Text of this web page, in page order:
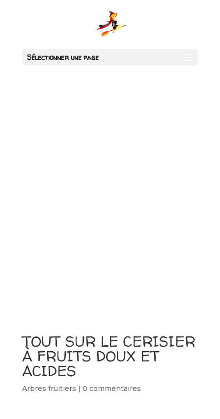
Sélectionner une page
TOUT SUR LE CERISIER
À FRUITS DOUX ET
ACIDES
Arbres fruitiers | 0 commentaires